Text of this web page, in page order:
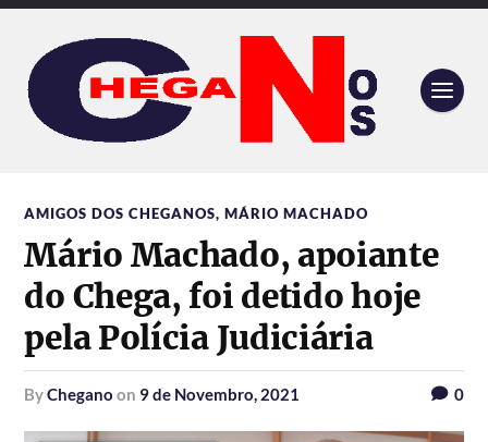
AMIGOS DOS CHEGANOS,MÁRIO MACHADO
Mário Machado, apoiante
do Chega, foi detido hoje
pela Polícia Judiciária
byChegano on 9 de Novembro, 2021 0